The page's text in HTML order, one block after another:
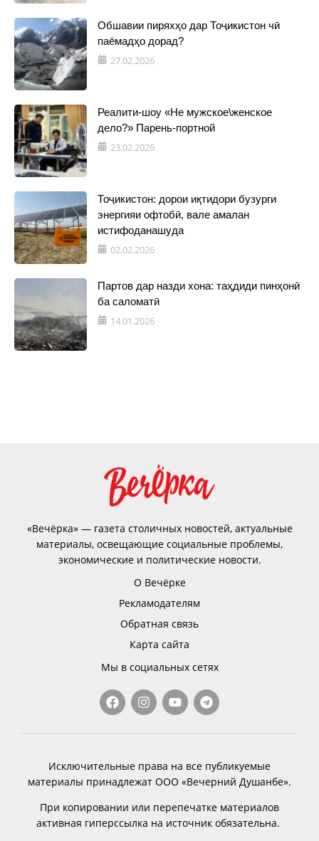
Обшавии пиряхҳо дар Тоҷикистон чӣ
паёмадҳо дорад?
27.02.2026
Реалити-шоу «Не мужское\женское
дело?» Парень-портной
23.02.2026
Тоҷикистон: дорои иқтидори бузурги
энергияи офтобӣ, вале амалан
истифоданашуда
02.02.2026
Партов дар назди хона: таҳдиди пинҳонӣ
ба саломатӣ
14.01.2026
«Вечёрка» — газета столичных новостей, актуальные
материалы, освещающие социальные проблемы,
экономические и политические новости.
О Вечёрке
Рекламодателям
Обратная связь
Карта сайта
Мы в социальных сетях
Исключительные права на все публикуемые
материалы принадлежат ООО «Вечерний Душанбе».
При копировании или перепечатке материалов
активная гиперссылка на источник обязательна.